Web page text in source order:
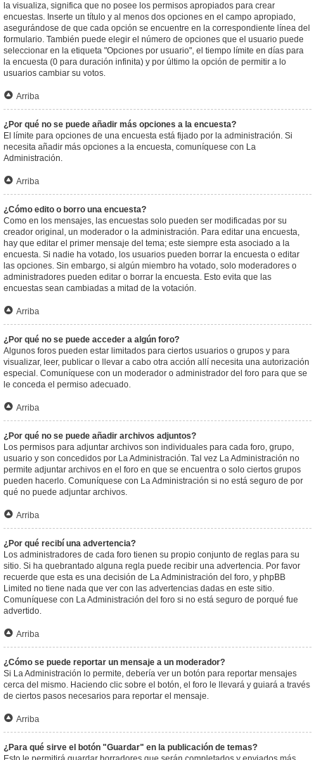
la visualiza, significa que no posee los permisos apropiados para crear
encuestas. Inserte un título y al menos dos opciones en el campo apropiado,
asegurándose de que cada opción se encuentre en la correspondiente línea del
formulario. También puede elegir el número de opciones que el usuario puede
seleccionar en la etiqueta "Opciones por usuario", el tiempo límite en días para
la encuesta (0 para duración infinita) y por último la opción de permitir a lo
usuarios cambiar su votos.
Arriba
¿Por qué no se puede añadir más opciones a la encuesta?
El límite para opciones de una encuesta está fijado por la administración. Si
necesita añadir más opciones a la encuesta, comuníquese con La
Administración.
Arriba
¿Cómo edito o borro una encuesta?
Como en los mensajes, las encuestas solo pueden ser modificadas por su
creador original, un moderador o la administración. Para editar una encuesta,
hay que editar el primer mensaje del tema; este siempre esta asociado a la
encuesta. Si nadie ha votado, los usuarios pueden borrar la encuesta o editar
las opciones. Sin embargo, si algún miembro ha votado, solo moderadores o
administradores pueden editar o borrar la encuesta. Esto evita que las
encuestas sean cambiadas a mitad de la votación.
Arriba
¿Por qué no se puede acceder a algún foro?
Algunos foros pueden estar limitados para ciertos usuarios o grupos y para
visualizar, leer, publicar o llevar a cabo otra acción allí necesita una autorización
especial. Comuníquese con un moderador o administrador del foro para que se
le conceda el permiso adecuado.
Arriba
¿Por qué no se puede añadir archivos adjuntos?
Los permisos para adjuntar archivos son individuales para cada foro, grupo,
usuario y son concedidos por La Administración. Tal vez La Administración no
permite adjuntar archivos en el foro en que se encuentra o solo ciertos grupos
pueden hacerlo. Comuníquese con La Administración si no está seguro de por
qué no puede adjuntar archivos.
Arriba
¿Por qué recibí una advertencia?
Los administradores de cada foro tienen su propio conjunto de reglas para su
sitio. Si ha quebrantado alguna regla puede recibir una advertencia. Por favor
recuerde que esta es una decisión de La Administración del foro, y phpBB
Limited no tiene nada que ver con las advertencias dadas en este sitio.
Comuníquese con La Administración del foro si no está seguro de porqué fue
advertido.
Arriba
¿Cómo se puede reportar un mensaje a un moderador?
Si La Administración lo permite, debería ver un botón para reportar mensajes
cerca del mismo. Haciendo clic sobre el botón, el foro le llevará y guiará a través
de ciertos pasos necesarios para reportar el mensaje.
Arriba
¿Para qué sirve el botón "Guardar" en la publicación de temas?